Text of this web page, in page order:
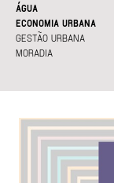
ÁGUA
ECONOMIA URBANA
GESTÃO URBANA
MORADIA